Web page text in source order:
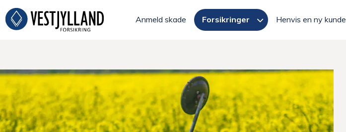
Anmeld skade Forsikringer Henvis en ny kunde